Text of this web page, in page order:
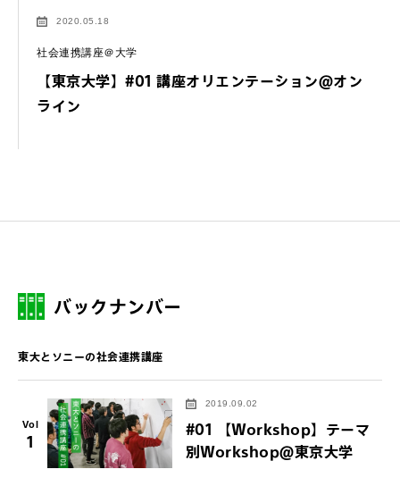
2020.05.18
社会連携講座＠大学
【東京大学】#01 講座オリエンテーション＠オン
ライン
バックナンバー
東大とソニーの社会連携講座
Vol
1
2019.09.02
#01 【Workshop】テーマ
別Workshop＠東京大学